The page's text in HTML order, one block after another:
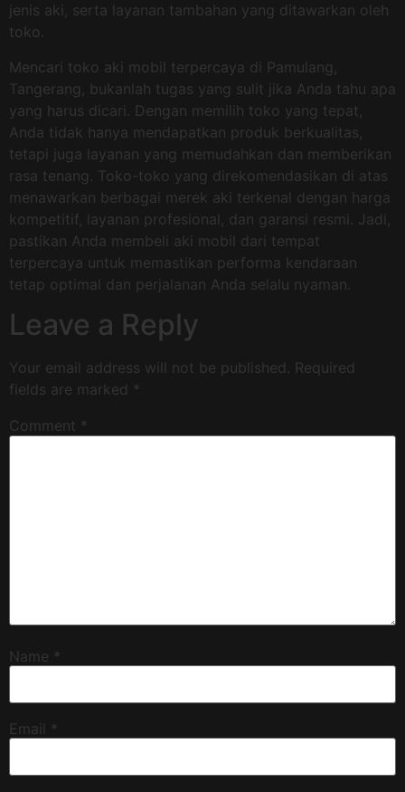
jenis aki, serta layanan tambahan yang ditawarkan oleh
toko.
Mencari toko aki mobil terpercaya di Pamulang,
Tangerang, bukanlah tugas yang sulit jika Anda tahu apa
yang harus dicari. Dengan memilih toko yang tepat,
Anda tidak hanya mendapatkan produk berkualitas,
tetapi juga layanan yang memudahkan dan memberikan
rasa tenang. Toko-toko yang direkomendasikan di atas
menawarkan berbagai merek aki terkenal dengan harga
kompetitif, layanan profesional, dan garansi resmi. Jadi,
pastikan Anda membeli aki mobil dari tempat
terpercaya untuk memastikan performa kendaraan
tetap optimal dan perjalanan Anda selalu nyaman.
Leave a Reply
Your email address will not be published. Required
fields are marked *
Comment *
Name *
Email *